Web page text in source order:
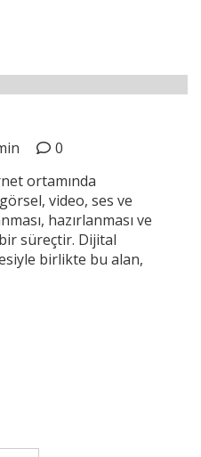
0
ortamında
video, ses ve
hazırlanması ve
bir süreçtir. Dijital
birlikte bu alan,